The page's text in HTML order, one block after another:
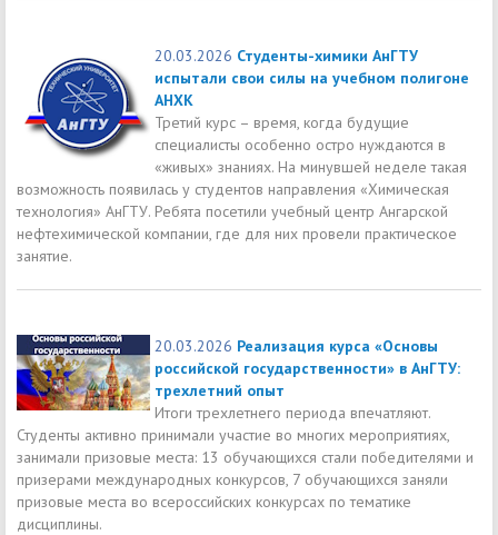
20.03.2026 Студенты-химики АнГТУ
испытали свои силы на учебном полигоне
АНХК
Третий курс – время, когда будущие
специалисты особенно остро нуждаются в
«живых» знаниях. На минувшей неделе такая
возможность появилась у студентов направления «Химическая
технология» АнГТУ. Ребята посетили учебный центр Ангарской
нефтехимической компании, где для них провели практическое
занятие.
20.03.2026 Реализация курса «Основы
российской государственности» в АнГТУ:
трехлетний опыт
Итоги трехлетнего периода впечатляют.
Студенты активно принимали участие во многих мероприятиях,
занимали призовые места: 13 обучающихся стали победителями и
призерами международных конкурсов, 7 обучающихся заняли
призовые места во всероссийских конкурсах по тематике
дисциплины.